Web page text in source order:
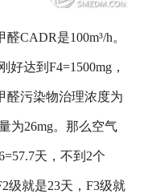
CADR是100m³/h。
达到F4=1500mg，
醛污染物治理浓度为
为26mg。那么空气
天，不到2个
级就是23天，F3级就